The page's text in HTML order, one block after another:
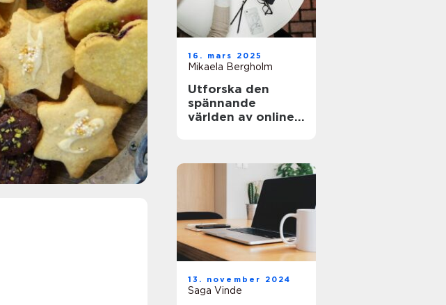
16. mars 2025
Mikaela Bergholm
Utforska den
spännande
världen av online-
13. november 2024
Saga Vinde